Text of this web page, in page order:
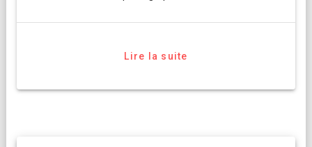
Lire la suite